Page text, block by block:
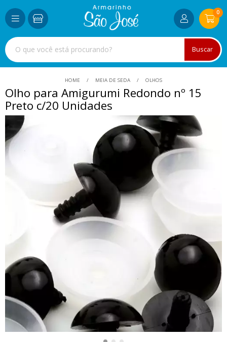
Buscar
0
HOME MEIA DE SEDA OLHOS
Olho para Amigurumi Redondo nº 15
Preto c/20 Unidades